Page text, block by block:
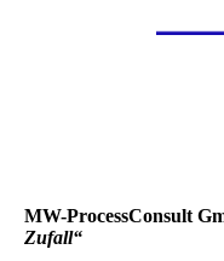
MW-ProcessConsult
Zufall“